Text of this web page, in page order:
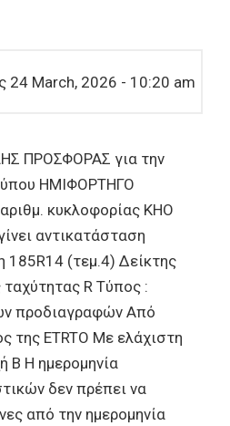
24 March, 2026 - 10:20 am
ΠΡΟΣΦΟΡΑΣ για την
ΗΜΙΦΟΡΤΗΓΟ
κυκλοφορίας ΚΗΟ
αντικατάσταση
185R14 (τεμ.4) Δείκτης
R Τύπος :
προδιαγραφών Από
της ETRTO Με ελάχιστη
Β Η ημερομηνία
δεν πρέπει να
από την ημερομηνία